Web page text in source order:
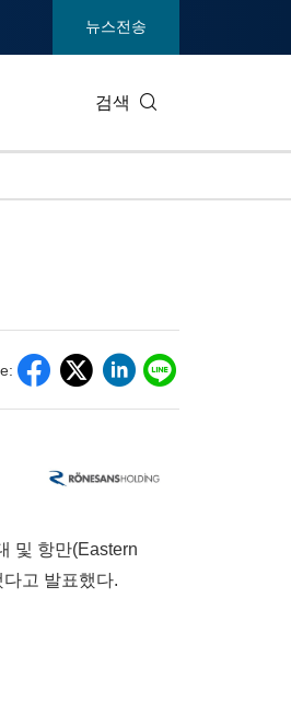
뉴스전송
검색
및 항만(Eastern
고 발표했다.